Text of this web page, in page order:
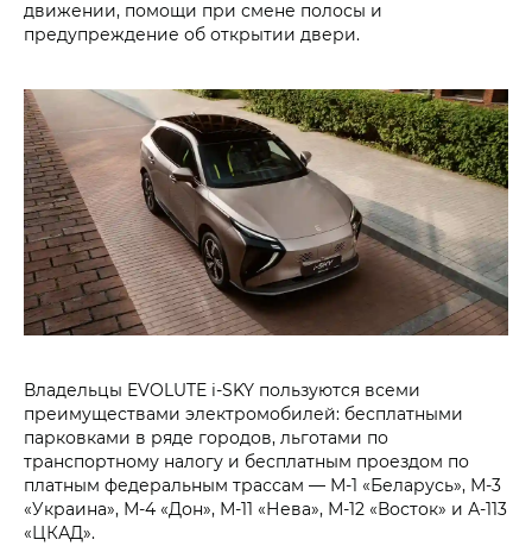
движении, помощи при смене полосы и
предупреждение об открытии двери.
Владельцы EVOLUTE i‑SKY пользуются всеми
преимуществами электромобилей: бесплатными
парковками в ряде городов, льготами по
транспортному налогу и бесплатным проездом по
платным федеральным трассам — М-1 «Беларусь», М-3
«Украина», М-4 «Дон», М-11 «Нева», М-12 «Восток» и А-113
«ЦКАД».